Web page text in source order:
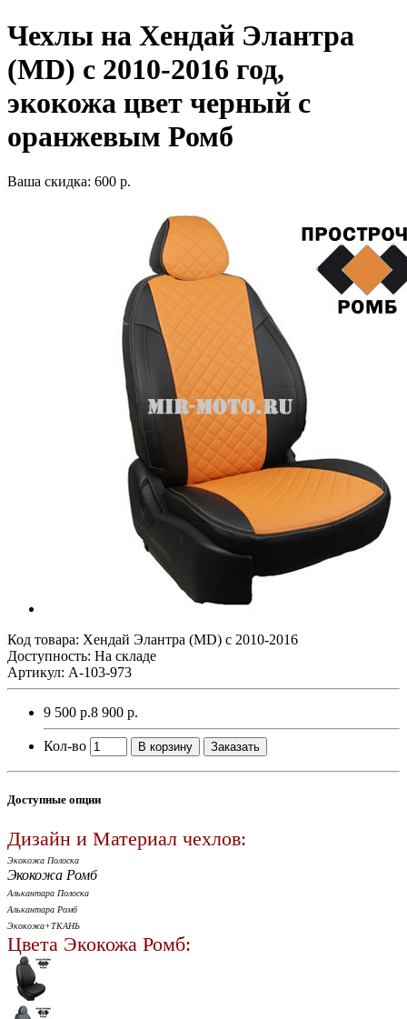
Чехлы на Хендай Элантра
(MD) с 2010-2016 год,
экокожа цвет черный с
оранжевым Ромб
Ваша скидка: 600 р.
Код товара: Хендай Элантра (MD) с 2010-2016
Доступность: На складе
Артикул: A-103-973
9 500 р.8 900 р.
Кол-во В корзину Заказать
Доступные опции
Дизайн и Материал чехлов:
Экокожа Полоска
Экокожа Ромб
Алькантара Полоска
Алькантара Ромб
Экокожа+ТКАНЬ
Цвета Экокожа Ромб: